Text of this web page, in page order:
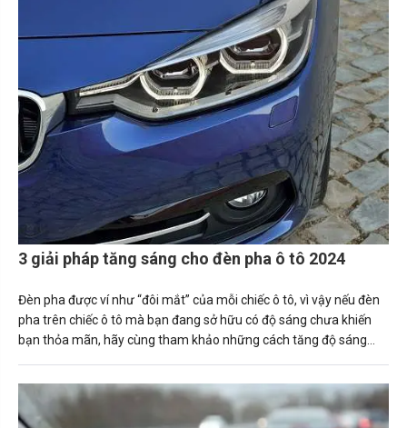
3 giải pháp tăng sáng cho đèn pha ô tô 2024
Đèn pha được ví như “đôi mắt” của mỗi chiếc ô tô, vì vậy nếu đèn
pha trên chiếc ô tô mà bạn đang sở hữu có độ sáng chưa khiến
bạn thỏa mãn, hãy cùng tham khảo những cách tăng độ sáng